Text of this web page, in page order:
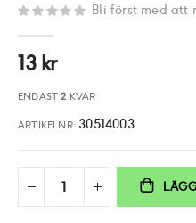
början
bildgalleriet
Bli först med att
13 kr
ENDAST2 KVAR
ARTIKELNR 30514003